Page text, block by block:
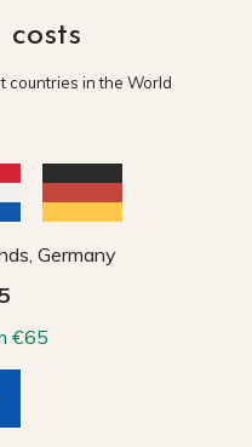
costs
countries in the World
Germany
€65